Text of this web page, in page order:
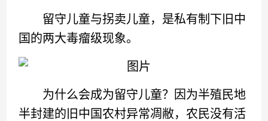
留守儿童与拐卖儿童，是私有制下旧中
国的两大毒瘤级现象。
为什么会成为留守儿童？因为半殖民地
半封建的旧中国农村异常凋敝，农民没有活